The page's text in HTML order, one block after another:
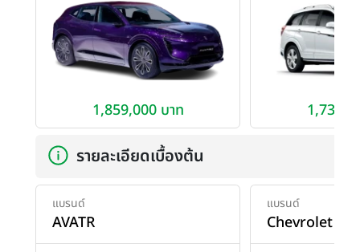
1,859,000 บาท
รายละเอียดเบื้องต้น
แบรนด์
AVATR
แบรนด์
Chevrolet